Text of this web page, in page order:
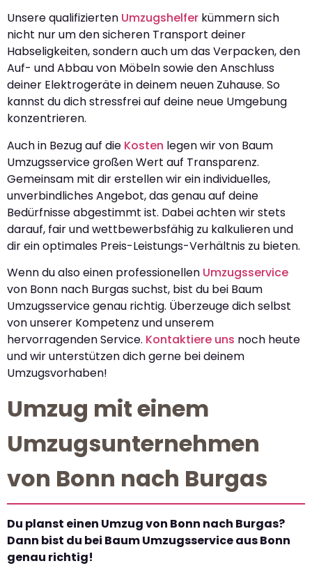
Unsere qualifizierten Umzugshelfer kümmern sich
nicht nur um den sicheren Transport deiner
Habseligkeiten, sondern auch um das Verpacken, den
Auf- und Abbau von Möbeln sowie den Anschluss
deiner Elektrogeräte in deinem neuen Zuhause. So
kannst du dich stressfrei auf deine neue Umgebung
konzentrieren.
Auch in Bezug auf die Kosten legen wir von Baum
Umzugsservice großen Wert auf Transparenz.
Gemeinsam mit dir erstellen wir ein individuelles,
unverbindliches Angebot, das genau auf deine
Bedürfnisse abgestimmt ist. Dabei achten wir stets
darauf, fair und wettbewerbsfähig zu kalkulieren und
dir ein optimales Preis-Leistungs-Verhältnis zu bieten.
Wenn du also einen professionellen Umzugsservice
von Bonn nach Burgas suchst, bist du bei Baum
Umzugsservice genau richtig. Überzeuge dich selbst
von unserer Kompetenz und unserem
hervorragenden Service. Kontaktiere uns noch heute
und wir unterstützen dich gerne bei deinem
Umzugsvorhaben!
Umzug mit einem
Umzugsunternehmen
von Bonn nach Burgas
Du planst einen Umzug von Bonn nach Burgas?
Dann bist du bei Baum Umzugsservice aus Bonn
genau richtig!